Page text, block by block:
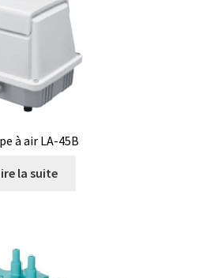
fusion
SCADA
à air LA-45B
la suite